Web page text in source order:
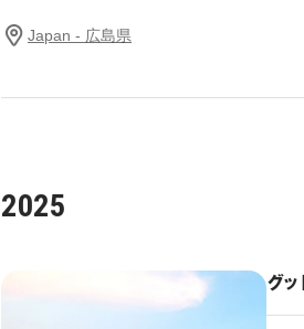
Japan - 広島県
2025
グ